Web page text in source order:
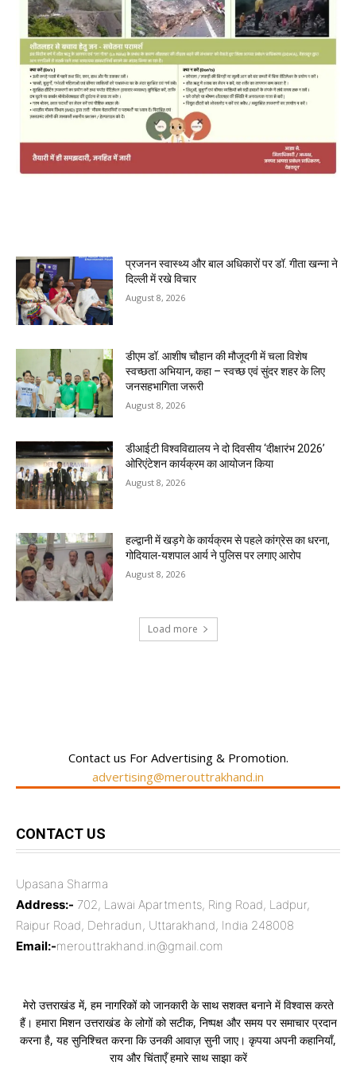
प्रजनन स्वास्थ्य और बाल अधिकारों पर डॉ. गीता खन्ना ने
दिल्ली में रखे विचार
August 8, 2026
डीएम डॉ. आशीष चौहान की मौजूदगी में चला विशेष
स्वच्छता अभियान, कहा – स्वच्छ एवं सुंदर शहर के लिए
जनसहभागिता जरूरी
August 8, 2026
डीआईटी विश्वविद्यालय ने दो दिवसीय ‘दीक्षारंभ 2026’
ओरिएंटेशन कार्यक्रम का आयोजन किया
August 8, 2026
हल्द्वानी में खड़गे के कार्यक्रम से पहले कांग्रेस का धरना,
गोदियाल-यशपाल आर्य ने पुलिस पर लगाए आरोप
August 8, 2026
Load more
Contact us For Advertising & Promotion.
advertising@merouttrakhand.in
CONTACT US
Upasana Sharma
Address:- 702, Lawai Apartments, Ring Road, Ladpur,
Raipur Road, Dehradun, Uttarakhand, India 248008
Email:-merouttrakhand.in@gmail.com
मेरो उत्तराखंड में, हम नागरिकों को जानकारी के साथ सशक्त बनाने में विश्वास करते
हैं। हमारा मिशन उत्तराखंड के लोगों को सटीक, निष्पक्ष और समय पर समाचार प्रदान
करना है, यह सुनिश्चित करना कि उनकी आवाज़ सुनी जाए। कृपया अपनी कहानियाँ,
राय और चिंताएँ हमारे साथ साझा करें